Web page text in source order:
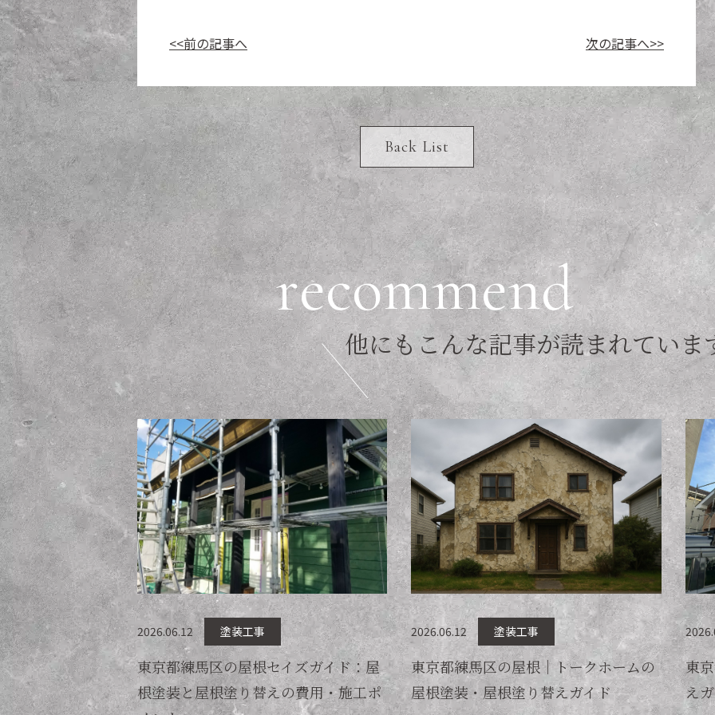
<<前の記事へ 次の記事へ>>
Back List
recommend
他にもこんな記事が読まれていま
2026.06.12 塗装工事
東京都練馬区の屋根セイズガイド：屋
根塗装と屋根塗り替えの費用・施工ポ
2026.06.12 塗装工事
東京都練馬区の屋根｜トークホームの
屋根塗装・屋根塗り替えガイド
東
え